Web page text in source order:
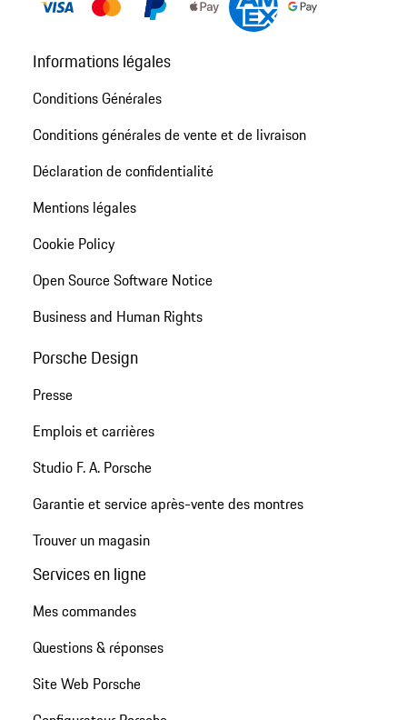
Informations légales
Conditions Générales
Conditions générales de vente et de livraison
Déclaration de confidentialité
Mentions légales
Cookie Policy
Open Source Software Notice
Business and Human Rights
Porsche Design
Presse
Emplois et carrières
Studio F. A. Porsche
Garantie et service après-vente des montres
Trouver un magasin
Services en ligne
Mes commandes
Questions & réponses
Site Web Porsche